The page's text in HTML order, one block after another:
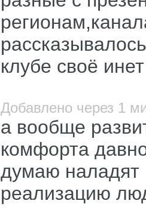
клубе своё
Добавлено через 1
а вообще
комфорта
думаю наладят
реализацию